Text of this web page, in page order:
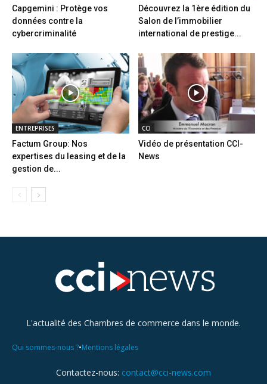
Capgemini : Protège vos
données contre la
cybercriminalité
Découvrez la 1ère édition du
Salon de l’immobilier
international de prestige...
ENTREPRISES
Factum Group: Nos
expertises du leasing et de la
gestion de...
CCI
Vidéo de présentation CCI-
News
L'actualité des Chambres de commerce dans le monde.
Qui sommes-nous ?•Mentions légales
Contactez-nous: contact@cci-news.com